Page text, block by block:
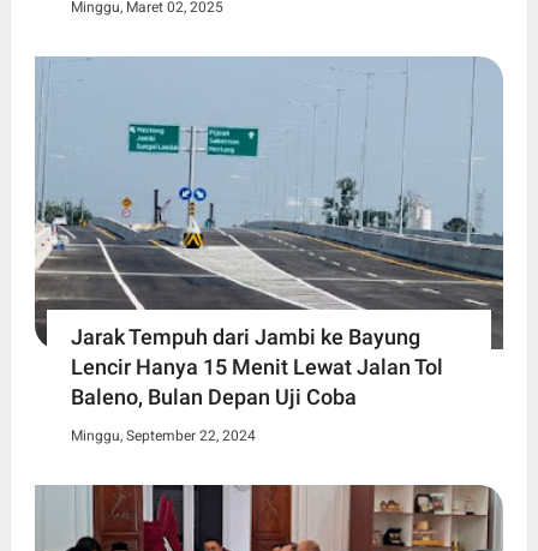
Minggu, Maret 02, 2025
Jarak Tempuh dari Jambi ke Bayung
Lencir Hanya 15 Menit Lewat Jalan Tol
Baleno, Bulan Depan Uji Coba
Minggu, September 22, 2024